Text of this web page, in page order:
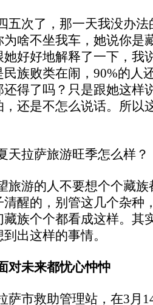
五次了，那一天我没办
啥不坐我车，她说你是
好好地解释了一下，我
族败类在闹，90%的人
还得了吗？只是跟她这样
还是不怎么说话。所以
天拉萨旅游旺季怎么样？
旅游的人不要想个个藏
醒的，别管这几个杂种
族个个都看成这样。其
出这样的事情。
对未来都忧心忡忡
萨市救助管理站，在3月